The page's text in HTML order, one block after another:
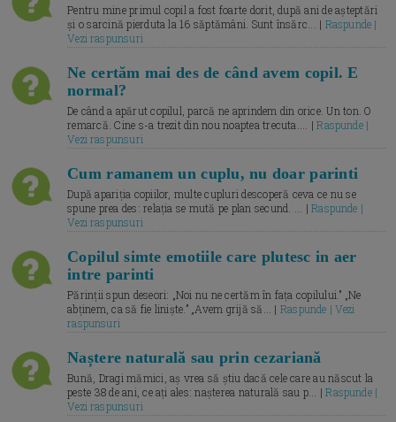
Pentru mine primul copil a fost foarte dorit, după ani de așteptări
și o sarcină pierduta la 16 săptămâni. Sunt însărc... | Raspunde |
Vezi raspunsuri
Ne certăm mai des de când avem copil. E
normal?
De când a apărut copilul, parcă ne aprindem din orice. Un ton. O
remarcă. Cine s-a trezit din nou noaptea trecuta.... |Raspunde |
Vezi raspunsuri
Cum ramanem un cuplu, nu doar parinti
După apariția copiilor, multe cupluri descoperă ceva ce nu se
spune prea des: relația se mută pe plan secund. ... |Raspunde |
Vezi raspunsuri
Copilul simte emotiile care plutesc in aer
intre parinti
Părinții spun deseori: „Noi nu ne certăm în fața copilului.” „Ne
abținem, ca să fie liniște.” „Avem grijă să... | Raspunde | Vezi
raspunsuri
Naștere naturală sau prin cezariană
Bună, Dragi mămici, aș vrea să știu dacă cele care au născut la
peste 38 de ani, ce ați ales: nașterea naturală sau p... |Raspunde |
Vezi raspunsuri